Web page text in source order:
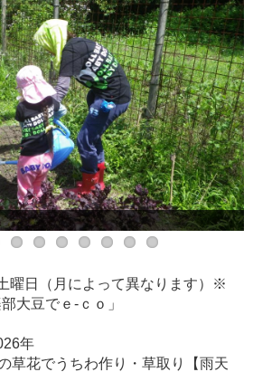
曜日（月によって異なります）※
大豆でｅ-ｃｏ」
年
草花でうちわ作り・草取り【雨天